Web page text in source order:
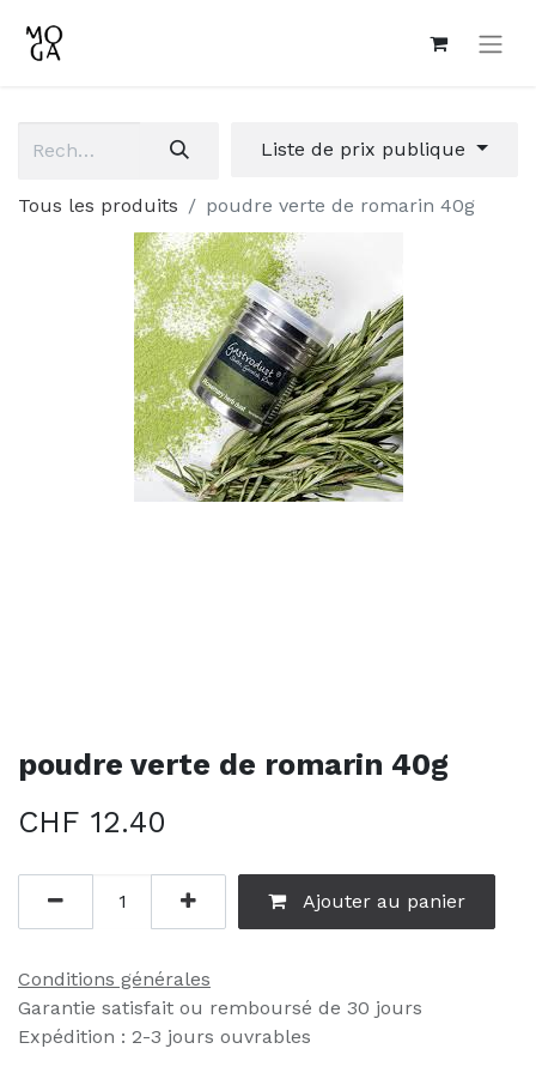
Liste de prix publique
Tous les produits poudre verte de romarin 40g
poudre verte de romarin 40g
CHF 12.40
Ajouter au panier
Conditions générales
Garantie satisfait ou remboursé de 30 jours
Expédition : 2-3 jours ouvrables